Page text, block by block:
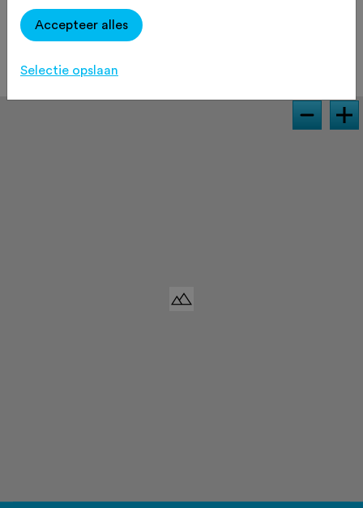
gemiddeld stijgingspercentage van
6,5% en een maximum stijging van 8%.
Accepteer alles
Selectie opslaan